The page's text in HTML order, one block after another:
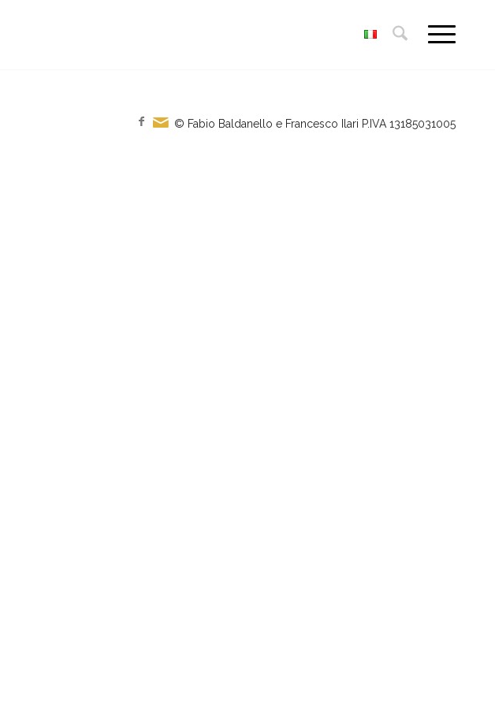
© Fabio Baldanello e Francesco Ilari P.IVA 13185031005